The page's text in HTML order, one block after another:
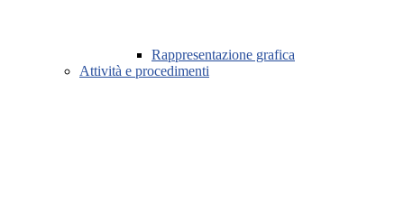
Rappresentazione grafica
Attività e procedimenti